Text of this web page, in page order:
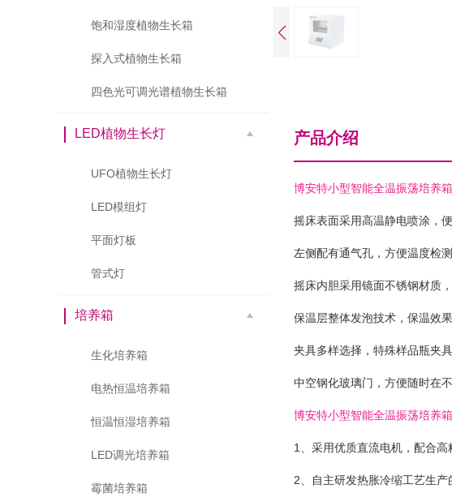
饱和湿度植物生长箱
探入式植物生长箱
四色光可调光谱植物生长箱
LED植物生长灯
UFO植物生长灯
LED模组灯
平面灯板
管式灯
培养箱
生化培养箱
电热恒温培养箱
恒温恒湿培养箱
LED调光培养箱
霉菌培养箱
产品介绍
博安特小型智能全温振荡培养
摇床表面采用高温静电喷涂，
左侧配有通气孔，方便温度检测
摇床内胆采用镜面不锈钢材质
保温层整体发泡技术，保温效
夹具多样选择，特殊样品瓶夹
中空钢化玻璃门，方便随时在
博安特小型智能全温振荡培养
1、采用优质直流电机，配合高
2、自主研发热胀冷缩工艺生产